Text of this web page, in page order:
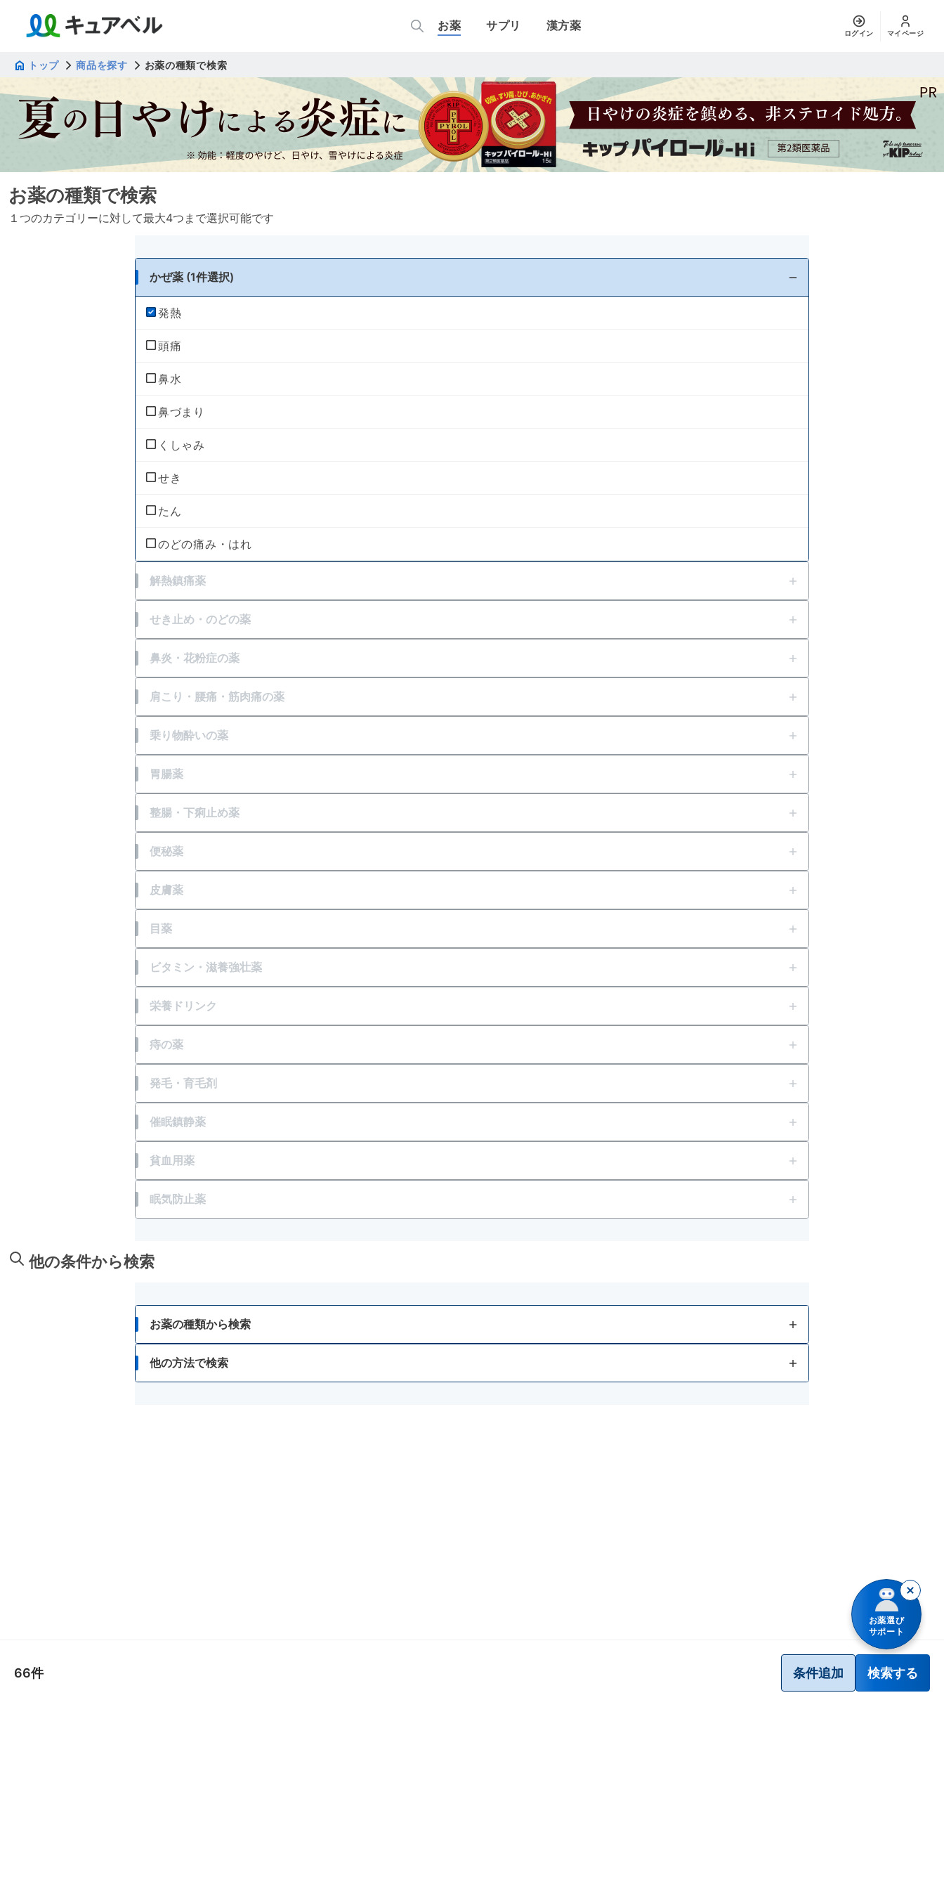
お薬 サプリ 漢方薬
ログイン マイページ
トップ 商品を探す お薬の種類で検索
お薬の種類で検索
１つのカテゴリーに対して最大4つまで選択可能です
かぜ薬 (1件選択)
発熱
頭痛
鼻水
鼻づまり
くしゃみ
せき
たん
のどの痛み・はれ
解熱鎮痛薬
発熱
頭痛
生理痛
歯痛
せき止め・のどの薬
せき
ゼーゼー、ヒューヒュー音の呼吸
のどの痛み・はれ
鼻炎・花粉症の薬
鼻水
鼻づまり
くしゃみ
肩こり・腰痛・筋肉痛の薬
肩こり
腰痛
筋肉痛
関節痛
乗り物酔いの薬
乗物酔いによるはきけ
乗物酔いによるめまい
乗物酔いによる頭痛
胃腸薬
胃痛
胸焼け
はきけ・むかつき
胃もたれ・胃部不快感
整腸・下痢止め薬
食あたり・水あたりによる下痢
腹痛を伴う下痢
暴飲暴食・寝冷えによる下痢
消化不良による下痢
便秘
整腸（便通を整えたい）
腹部膨満感
便秘薬
急性便秘（生活環境が変わったときなど）
便秘（食後の腹痛、コロコロ小さい便）
加齢・運動不足による便秘、残便感・膨満感
便秘（便意感じにくい、固くて大きい便）
皮膚薬
かゆみ
虫さされ
湿疹
化膿
あせも
水虫
保湿
きり傷、さし傷
しもやけ
にきび・吹出物
口内炎
目薬
目の疲れ
結膜充血
目のかすみ
目の乾き・コンタクトレンズ装着時の不快感
目のアレルギー（花粉等）
紫外線等による眼炎（雪目など）
結膜炎（はやり目）・ものもらい
ビタミン・滋養強壮薬
肉体疲労・からだの不調等の栄養補給
風邪等での発熱・体力消耗
肌荒れ
口内炎
骨歯の発育不良・衰え
神経痛、筋肉痛・関節痛
ビタミン不足による目の乾燥
歯ぐきからの出血、鼻血
栄養ドリンク
肉体疲労・からだの不調等の栄養補給
風邪等での発熱・体力消耗
肌荒れ
胃腸障害
痔の薬
痔の痛み
痔の出血
痔のはれ（炎症）
痔のかゆみ
発毛・育毛剤
壮年性脱毛症
円形脱毛症
フケが原因の脱毛症
眉毛脱毛症・薄毛
催眠鎮静薬
いらいら感・緊張感・興奮感等
一時的な不眠
貧血用薬
貧血
眠気防止薬
他の条件から検索
お薬の種類から検索
かぜ薬
他の方法で検索
66件 条件追加 検索する
お薬選び
サポート